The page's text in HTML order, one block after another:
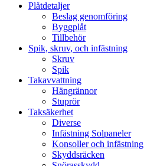
Plåtdetaljer
Beslag genomföring
Byggplåt
Tillbehör
Spik, skruv, och infästning
Skruv
Spik
Takavvattning
Hängrännor
Stuprör
Taksäkerhet
Diverse
Infästning Solpaneler
Konsoller och infästning
Skyddsräcken